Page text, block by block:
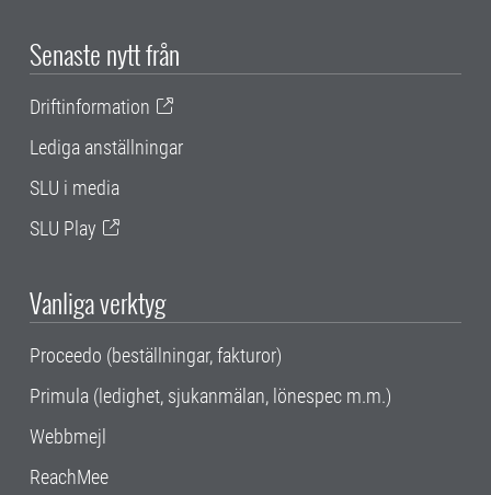
Senaste nytt från
Driftinformation
Lediga anställningar
SLU i media
SLU Play
Vanliga verktyg
Proceedo (beställningar, fakturor)
Primula (ledighet, sjukanmälan, lönespec m.m.)
Webbmejl
ReachMee